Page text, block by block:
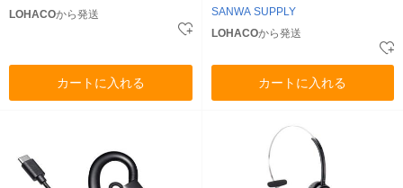
LOHACOから発送
カートに入れる
SANWA SUPPLY
LOHACOから発送
カートに入れる